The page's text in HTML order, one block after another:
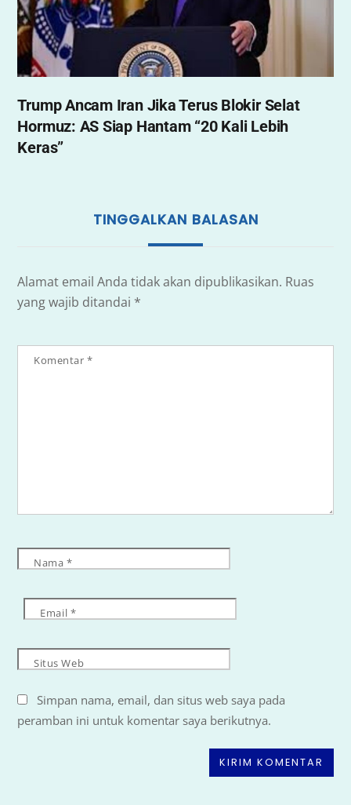
Trump Ancam Iran Jika Terus Blokir Selat
Hormuz: AS Siap Hantam “20 Kali Lebih
Keras”
TINGGALKAN BALASAN
Alamat email Anda tidak akan dipublikasikan. Ruas
yang wajib ditandai *
Komentar*
Nama *
Email *
Situs Web
Simpan nama, email, dan situs web saya pada
peramban ini untuk komentar saya berikutnya.